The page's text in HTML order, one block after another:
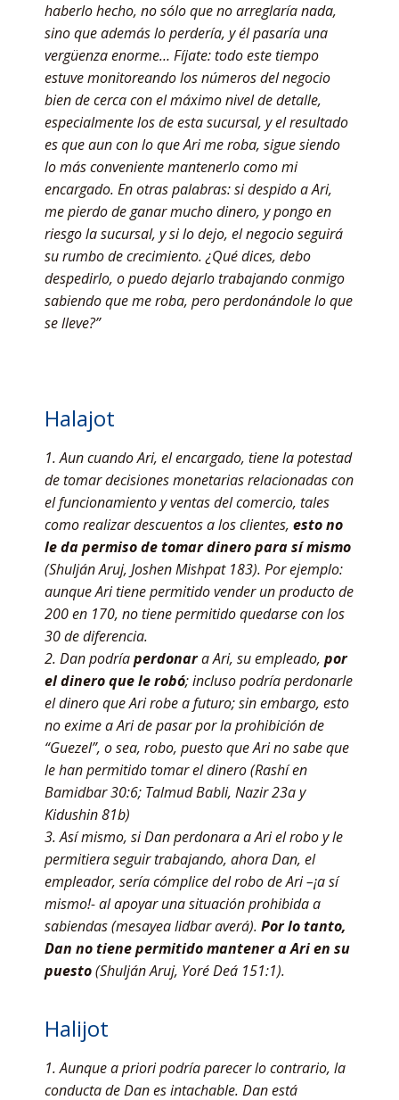
haberlo hecho, no sólo que no arreglaría nada,
sino que además lo perdería, y él pasaría una
vergüenza enorme… Fíjate: todo este tiempo
estuve monitoreando los números del negocio
bien de cerca con el máximo nivel de detalle,
especialmente los de esta sucursal, y el resultado
es que aun con lo que Ari me roba, sigue siendo
lo más conveniente mantenerlo como mi
encargado. En otras palabras: si despido a Ari,
me pierdo de ganar mucho dinero, y pongo en
riesgo la sucursal, y si lo dejo, el negocio seguirá
su rumbo de crecimiento. ¿Qué dices, debo
despedirlo, o puedo dejarlo trabajando conmigo
sabiendo que me roba, pero perdonándole lo que
se lleve?”
Halajot
1. Aun cuando Ari, el encargado, tiene la potestad
de tomar decisiones monetarias relacionadas con
el funcionamiento y ventas del comercio, tales
como realizar descuentos a los clientes, esto no
le da permiso de tomar dinero para sí mismo
(Shulján Aruj, Joshen Mishpat 183). Por ejemplo:
aunque Ari tiene permitido vender un producto de
200 en 170, no tiene permitido quedarse con los
30 de diferencia.
2. Dan podríaperdonara Ari, su empleado, por
el dinero que le robó; incluso podría perdonarle
el dinero que Ari robe a futuro; sin embargo, esto
no exime a Ari de pasar por la prohibición de
“Guezel”, o sea, robo, puesto que Ari no sabe que
le han permitido tomar el dinero (Rashí en
Bamidbar 30:6; Talmud Babli, Nazir 23a y
Kidushin 81b)
3. Así mismo, si Dan perdonara a Ari el robo y le
permitiera seguir trabajando, ahora Dan, el
empleador, sería cómplice del robo de Ari –¡a sí
mismo!- al apoyar una situación prohibida a
sabiendas (mesayea lidbar averá). Por lo tanto,
Dan no tiene permitido mantener a Ari en su
puesto(Shulján Aruj, Yoré Deá 151:1).
Halijot
1. Aunque a priori podría parecer lo contrario, la
conducta de Dan es intachable. Dan está